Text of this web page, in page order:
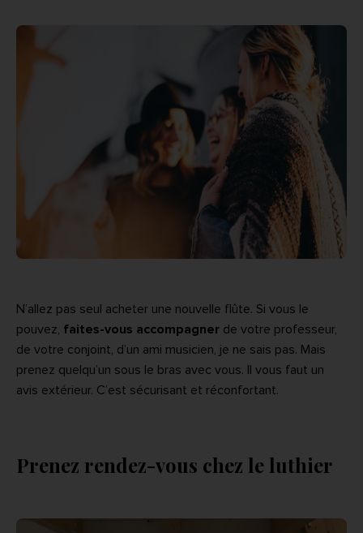
N’allez pas seul acheter une nouvelle flûte. Si vous le
pouvez, faites-vous accompagner de votre professeur,
de votre conjoint, d’un ami musicien, je ne sais pas. Mais
prenez quelqu’un sous le bras avec vous. Il vous faut un
avis extérieur. C’est sécurisant et réconfortant.
Prenez rendez-vous chez le luthier